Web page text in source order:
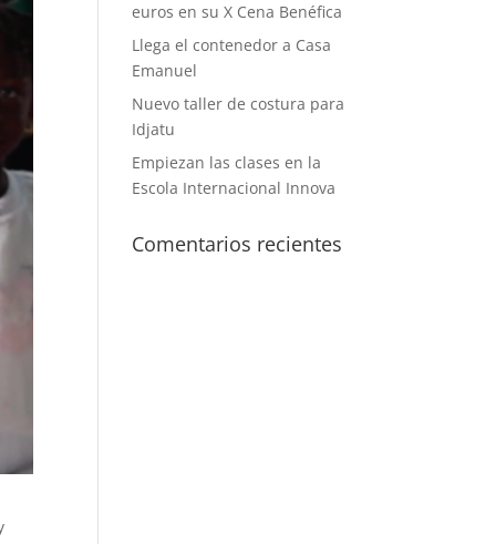
euros en su X Cena Benéfica
Llega el contenedor a Casa
Emanuel
Nuevo taller de costura para
Idjatu
Empiezan las clases en la
Escola Internacional Innova
Comentarios recientes